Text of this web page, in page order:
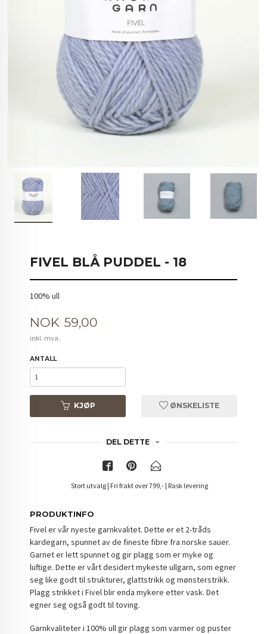
FIVEL BLÅ PUDDEL - 18
100% ull
Pris
NOK 59,00
inkl. mva.
ANTALL
KJØP ØNSKELISTE
DEL DETTE
Stort utvalg | Fri frakt over 799,- | Rask levering
PRODUKTINFO
Fivel er vår nyeste garnkvalitet. Dette er et 2-tråds
kardegarn, spunnet av de fineste fibre fra norske sauer.
Garnet er lett spunnet og gir plagg som er myke og
luftige. Dette er vårt desidert mykeste ullgarn, som egner
seg like godt til strukturer, glattstrikk og mønsterstrikk.
Plagg strikket i Fivel blir enda mykere etter vask. Det
egner seg også godt til toving.
Garnkvaliteter i 100% ull gir plagg som varmer og puster